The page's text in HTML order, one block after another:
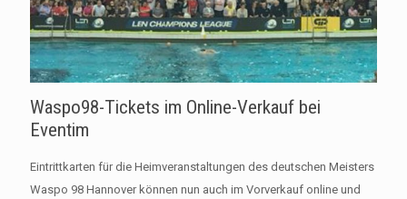
Waspo98-Tickets im Online-Verkauf bei
Eventim
Eintrittkarten für die Heimveranstaltungen des deutschen Meisters
Waspo 98 Hannover können nun auch im Vorverkauf online und